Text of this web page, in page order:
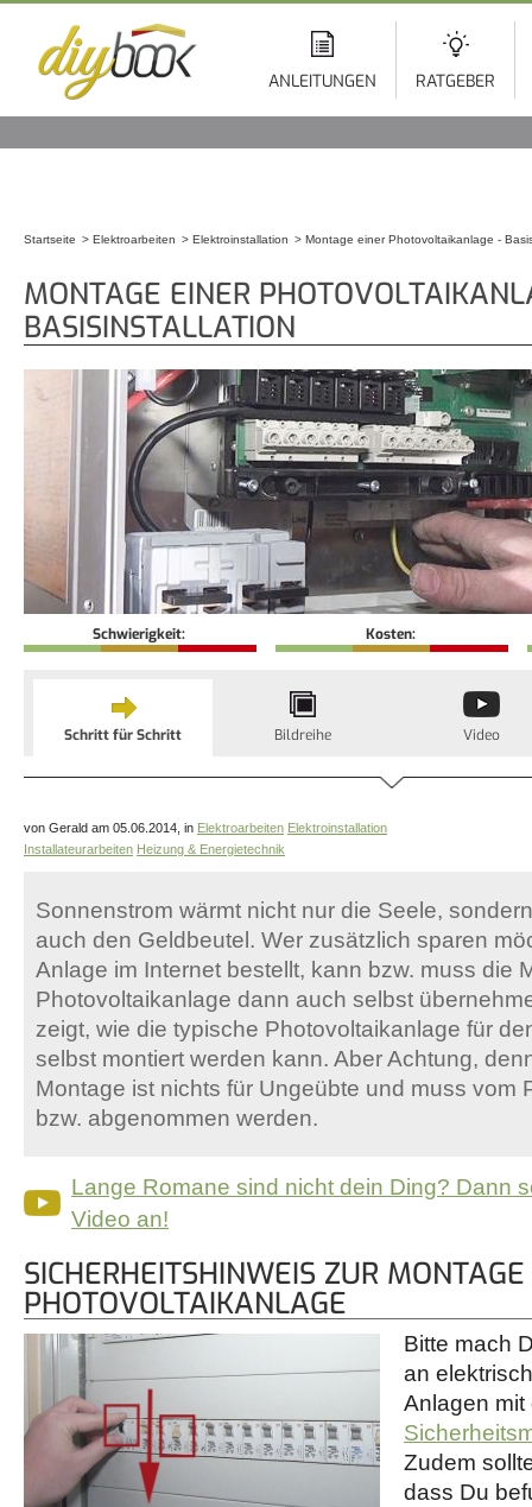
ANLEITUNGEN RATGEBER
Startseite Elektroarbeiten Elektroinstallation Montage einer Photovoltaikanlage -
MONTAGE EINER
BASISINSTALLATION
Schwierigkeit: Kosten:
Schritt für Schritt Bildreihe Video
von Gerald am 05.06.2014, in Elektroarbeiten Elektroinstallation
Installateurarbeiten Heizung & Energietechnik
Sonnenstrom wärmt nicht nur die Seele,
auch den Geldbeutel. Wer zusätzlich sparen
Anlage im Internet bestellt, kann bzw. muss die
Photovoltaikanlage dann auch selbst
zeigt, wie die typische Photovoltaikanlage für
selbst montiert werden kann. Aber Achtung,
Montage ist nichts für Ungeübte und muss vom
bzw. abgenommen werden.
Lange Romane sind nicht dein Ding? Dann
Video an!
SICHERHEITSHINWEIS ZUR
PHOTOVOLTAIKANLAGE
Bitte mach
an
Anlagen
Zudem
dass Du